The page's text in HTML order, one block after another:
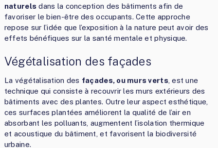
naturels dans la conception des bâtiments afin de
favoriser le bien-être des occupants. Cette approche
repose sur l’idée que l’exposition à la nature peut avoir des
effets bénéfiques sur la santé mentale et physique.
Végétalisation des façades
La végétalisation des façades, ou murs verts , est une
technique qui consiste à recouvrir les murs extérieurs des
bâtiments avec des plantes. Outre leur aspect esthétique,
ces surfaces plantées améliorent la qualité de l’air en
absorbant les polluants, augmentent l’isolation thermique
et acoustique du bâtiment, et favorisent la biodiversité
urbaine.